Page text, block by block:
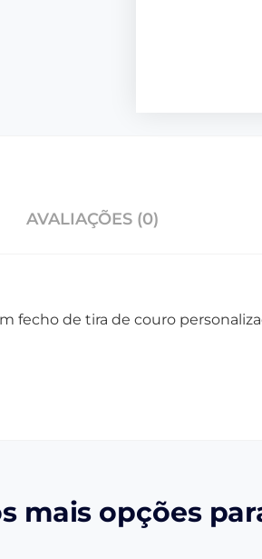
AVALIAÇÕES (0)
fecho de tira de couro
mais opções